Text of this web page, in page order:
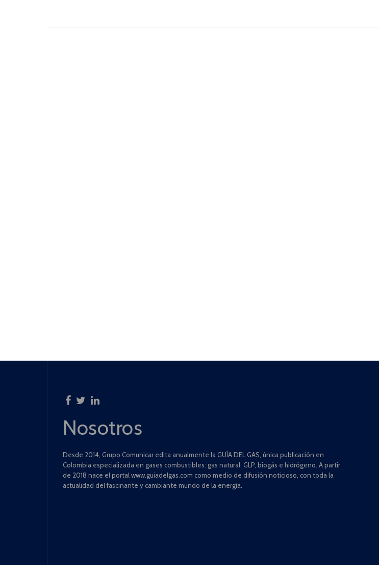
Nosotros
Desde 2014, Grupo Comunicar edita anualmente la GUÍA DEL GAS, única publicación en
Colombia especializada en gases combustibles: gas natural, GLP, biogás e hidrógeno. A partir
de 2018 nace el portal www.guiadelgas.com como medio de difusión noticioso, con toda la
actualidad del fascinante y cambiante mundo de la energía.